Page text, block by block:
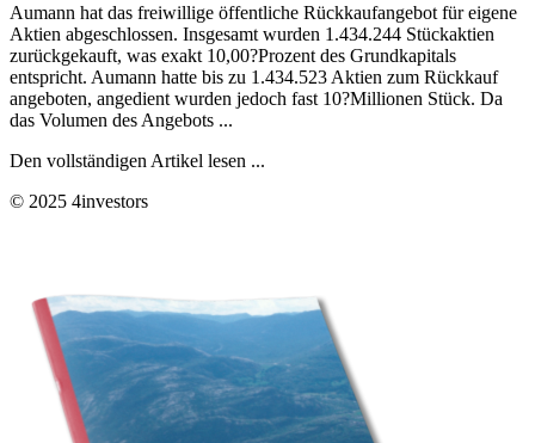
Aumann hat das freiwillige öffentliche Rückkaufangebot für eigene
Aktien abgeschlossen. Insgesamt wurden 1.434.244 Stückaktien
zurückgekauft, was exakt 10,00?Prozent des Grundkapitals
entspricht. Aumann hatte bis zu 1.434.523 Aktien zum Rückkauf
angeboten, angedient wurden jedoch fast 10?Millionen Stück. Da
das Volumen des Angebots ...
Den vollständigen Artikel lesen ...
© 2025 4investors